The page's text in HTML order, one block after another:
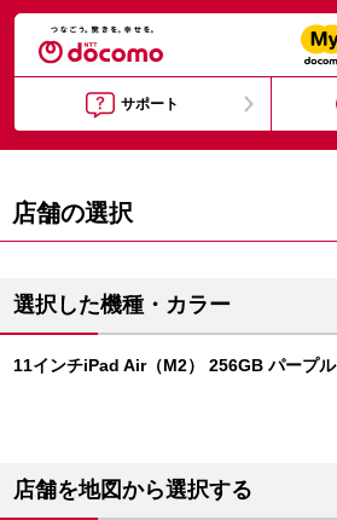
サポート
店舗の選択
選択した機種・カラー
11インチiPad Air（M2） 256GB パープル
店舗を地図から選択する